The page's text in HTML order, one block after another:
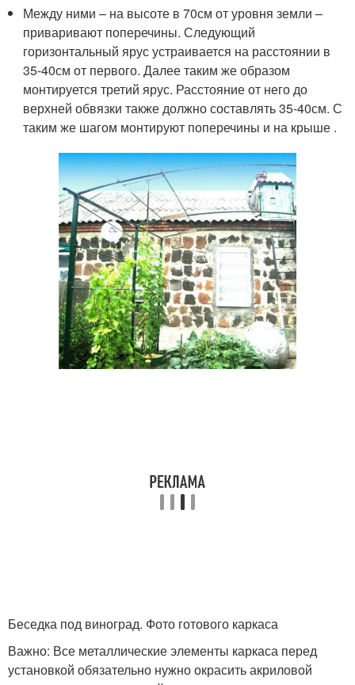
Между ними – на высоте в 70см от уровня земли –
приваривают поперечины. Следующий
горизонтальный ярус устраивается на расстоянии в
35-40см от первого. Далее таким же образом
монтируется третий ярус. Расстояние от него до
верхней обвязки также должно составлять 35-40см. С
таким же шагом монтируют поперечины и на крыше .
Беседка под виноград. Фото готового каркаса
Важно: Все металлические элементы каркаса перед
установкой обязательно нужно окрасить акриловой